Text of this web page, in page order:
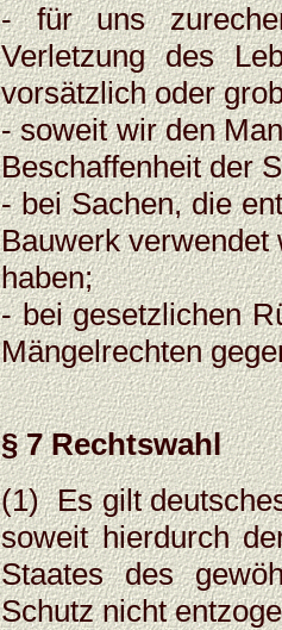
- für uns
Verletzung des
vorsätzlich oder
- soweit wir den
Beschaffenheit der
- bei Sachen, die
Bauwerk verwendet
haben;
- bei gesetzlichen
Mängelrechten
§ 7 Rechtswahl
(1) Es gilt
soweit hierdurch
Staates des
Schutz nicht